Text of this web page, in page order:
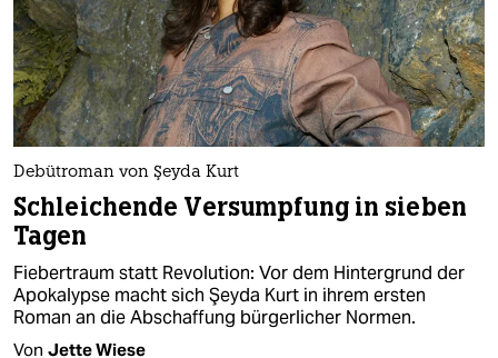
Debütroman von Şeyda Kurt
Schleichende Versumpfung in sieben
Tagen
Fiebertraum statt Revolution: Vor dem Hintergrund der
Apokalypse macht sich Şeyda Kurt in ihrem ersten
Roman an die Abschaffung bürgerlicher Normen.
Von Jette Wiese